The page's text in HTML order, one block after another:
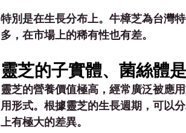
特別是在生長分布上。牛樟芝為台灣
多，在市場上的稀有性也有差。
靈芝的子實體、菌絲體
靈芝的營養價值極高，經常廣泛被應
用形式。根據靈芝的生長週期，可以
上有極大的差異。